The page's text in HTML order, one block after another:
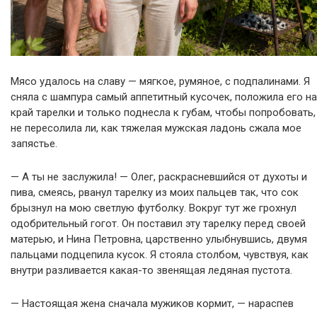
Мясо удалось на славу — мягкое, румяное, с подпалинами. Я
сняла с шампура самый аппетитный кусочек, положила его на
край тарелки и только поднесла к губам, чтобы попробовать,
не пересолила ли, как тяжелая мужская ладонь сжала мое
запястье.
— А ты не заслужила! — Олег, раскрасневшийся от духоты и
пива, смеясь, рванул тарелку из моих пальцев так, что сок
брызнул на мою светлую футболку. Вокруг тут же грохнул
одобрительный гогот. Он поставил эту тарелку перед своей
матерью, и Нина Петровна, царственно улыбнувшись, двумя
пальцами подцепила кусок. Я стояла столбом, чувствуя, как
внутри разливается какая-то звенящая ледяная пустота.
— Настоящая жена сначала мужиков кормит, — нараспев